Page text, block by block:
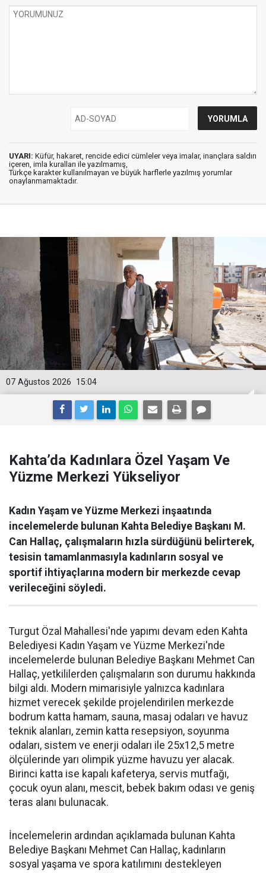
UYARI: Küfür, hakaret, rencide edici cümleler veya imalar, inançlara saldırı
içeren, imla kuralları ile yazılmamış,
Türkçe karakter kullanılmayan ve büyük harflerle yazılmış yorumlar
onaylanmamaktadır.
15:04
07 Ağustos 2026
Kahta’da Kadınlara Özel Yaşam Ve
Yüzme Merkezi Yükseliyor
Kadın Yaşam ve Yüzme Merkezi inşaatında
incelemelerde bulunan Kahta Belediye Başkanı M.
Can Hallaç, çalışmaların hızla sürdüğünü belirterek,
tesisin tamamlanmasıyla kadınların sosyal ve
sportif ihtiyaçlarına modern bir merkezde cevap
verileceğini söyledi.
Turgut Özal Mahallesi'nde yapımı devam eden Kahta
Belediyesi Kadın Yaşam ve Yüzme Merkezi'nde
incelemelerde bulunan Belediye Başkanı Mehmet Can
Hallaç, yetkililerden çalışmaların son durumu hakkında
bilgi aldı. Modern mimarisiyle yalnızca kadınlara
hizmet verecek şekilde projelendirilen merkezde
bodrum katta hamam, sauna, masaj odaları ve havuz
teknik alanları, zemin katta resepsiyon, soyunma
odaları, sistem ve enerji odaları ile 25x12,5 metre
ölçülerinde yarı olimpik yüzme havuzu yer alacak.
Birinci katta ise kapalı kafeterya, servis mutfağı,
çocuk oyun alanı, mescit, bebek bakım odası ve geniş
teras alanı bulunacak.
İncelemelerin ardından açıklamada bulunan Kahta
Belediye Başkanı Mehmet Can Hallaç, kadınların
sosyal yaşama ve spora katılımını destekleyen